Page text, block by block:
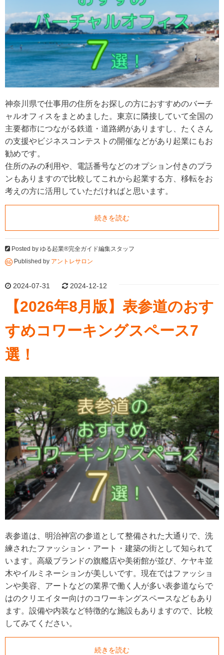
神奈川県で仕事用の住所をお探しの方におすすめのバーチ
ャルオフィスをまとめました。東京に隣接していて全国の
主要都市につながる鉄道・道路網がありますし、たくさん
の支援やビジネスコンテストの開催などがあり起業にもお
勧めです。
住所のみの利用や、電話番号などのオプション付きのプラ
ンもありますので比較してこれから起業する方、移転をお
考えの方に活用していただければと思います。
続きを読む
Posted by ゆる起業®完全ガイド編集スタッフ
Published by アントレサロン
2024-07-31 2024-12-12
【2026年8月版】表参道のおす
すめコワーキングスペース7
選！
表参道は、明治神宮の参道として整備された大通りで、洗
練されたファッション・アート・建築の街として知られて
います。高級ブランドの旗艦店や美術館が並び、ケヤキ並
木やイルミネーションが美しいです。現在ではファッショ
ンや美容、アートなどの業界で働く人が多い表参道ならで
はのクリエイター向けのコワーキングスペースなどもあり
ます。設備や内装など特徴的な施設もありますので、比較
してみてください。
続きを読む